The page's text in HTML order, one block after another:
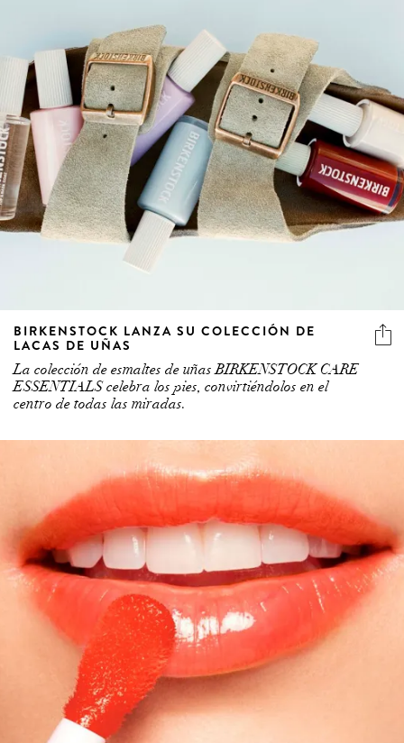
BIRKENSTOCK LANZA SU COLECCIÓN DE
LACAS DE UÑAS
La colección de esmaltes de uñas BIRKENSTOCK CARE
ESSENTIALS celebra los pies, convirtiéndolos en el
centro de todas las miradas.